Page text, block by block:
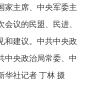
家主席、中央军委主
议的民盟、民进、
和建议。中共中央政
中央政治局常委、中
华社记者 丁林 摄